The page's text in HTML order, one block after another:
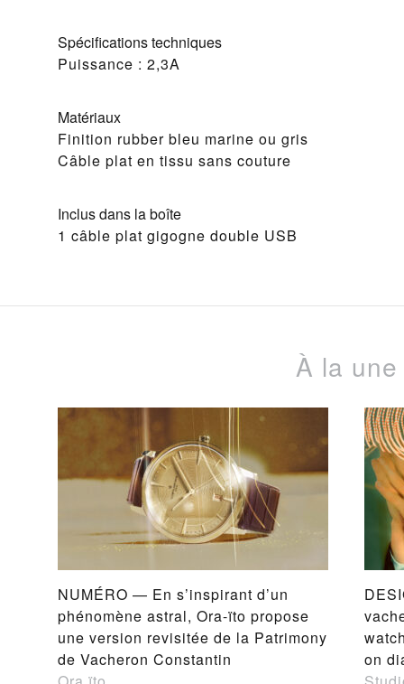
Spécifications techniques
Puissance : 2,3A
Matériaux
Finition rubber bleu marine ou gris
Câble plat en tissu sans couture
Inclus dans la boîte
1 câble plat gigogne double USB
À la une
NUMÉRO — En s’inspirant d’un
phénomène astral, Ora-ïto propose
une version revisitée de la Patrimony
de Vacheron Constantin
on